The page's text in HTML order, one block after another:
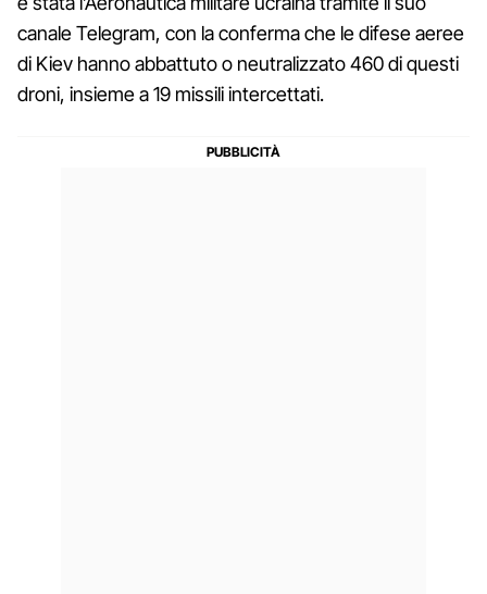
canale Telegram, con la conferma che le difese aeree
di Kiev hanno abbattuto o neutralizzato 460 di questi
droni, insieme a 19 missili intercettati.